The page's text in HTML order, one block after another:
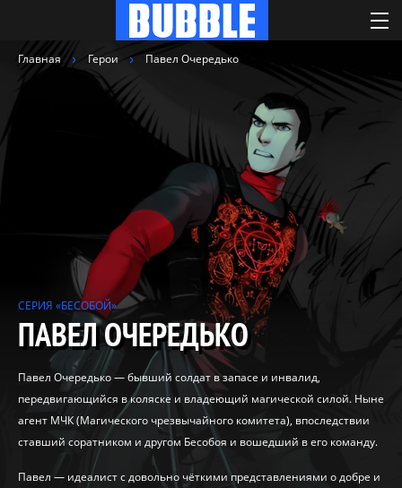
Главная Герои Павел Очередько
СЕРИЯ «БЕСОБОЙ»
ПАВЕЛ ОЧЕРЕДЬКО
Павел Очередько — бывший солдат в запасе и инвалид,
передвигающийся в коляске и владеющий магической силой. Ныне
агент МЧК (Магического чрезвычайного комитета), впоследствии
ставший соратником и другом Бесобоя и вошедший в его команду.
Павел — идеалист с довольно чёткими представлениями о добре и